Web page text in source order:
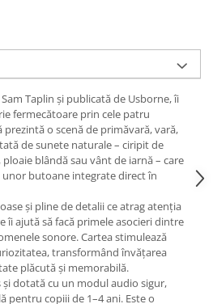
Sam Taplin și publicată de Usborne, îi
fermecătoare prin cele patru
o scenă de primăvară, vară,
de sunete naturale – ciripit de
blândă sau vânt de iarnă – care
unor butoane integrate direct în
și pline de detalii ce atrag atenția
îi ajută să facă primele asocieri dintre
sonore. Cartea stimulează
transformând învățarea
plăcută și memorabilă.
dotată cu un modul audio sigur,
pentru copiii de 1–4 ani. Este o